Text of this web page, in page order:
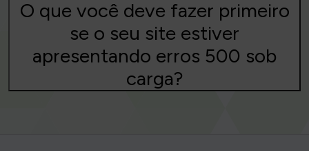
O que você deve fazer primeiro
se o seu site estiver
apresentando erros 500 sob
carga?